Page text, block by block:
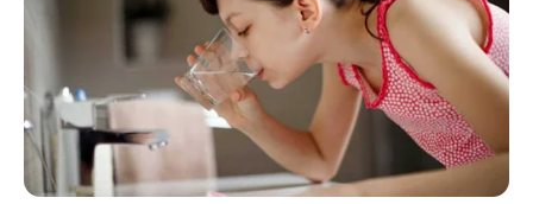
UNIRSE AL CANAL DE WHATSAPP
El hecho ocurrió en el parque principal del municipio de
Envigado, donde dos hombres que se movilizaban en
motocicleta abordaron a su víctima que acababa de salir
de una entidad bancaria, la intimidaron con arma de